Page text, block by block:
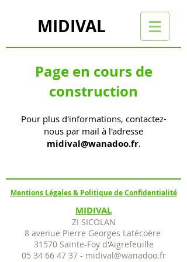
MIDIVAL
Page en cours de
construction
Pour plus d'informations, contactez-
nous par mail à l'adresse
midival@wanadoo.fr.
MIDIVAL
ZI SICOLAN
8 avenue Pierre Georges Latécoère
31570 Sainte-Foy d'Aigrefeuille
05 34 66 47 37- midival@wanadoo.fr
Mentions Légales & Politique de Confidentialité